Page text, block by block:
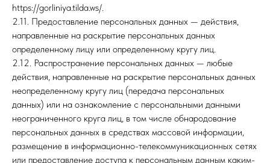
https://gorliniya.tilda.ws/.
2.11. Предоставление персональных данных — действия,
направленные на раскрытие персональных данных
определенному лицу или определенному кругу лиц.
2.12. Распространение персональных данных — любые
действия, направленные на раскрытие персональных данных
неопределенному кругу лиц (передача персональных
данных) или на ознакомление с персональными данными
неограниченного круга лиц, в том числе обнародование
персональных данных в средствах массовой информации,
размещение в информационно-телекоммуникационных сетях
или предоставление доступа к персональным данным каким-